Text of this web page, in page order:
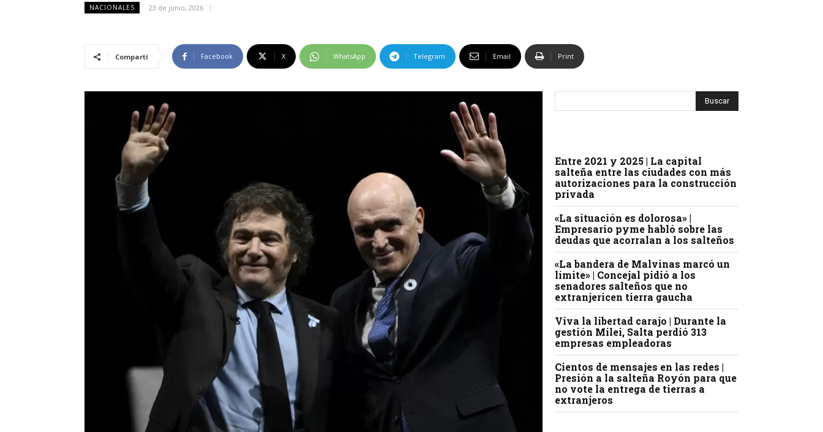
NACIONALES 23 de junio, 2026
Compartí Facebook X WhatsApp Telegram Email Print
Entre 2021 y 2025 | La capital
salteña entre las ciudades con más
autorizaciones para la construcción
privada
«La situación es dolorosa» |
Empresario pyme habló sobre las
deudas que acorralan a los salteños
«La bandera de Malvinas marcó un
límite» | Concejal pidió a los
senadores salteños que no
extranjericen tierra gaucha
Viva la libertad carajo | Durante la
gestión Milei, Salta perdió 313
empresas empleadoras
Cientos de mensajes en las redes |
Presión a la salteña Royón para que
no vote la entrega de tierras a
extranjeros